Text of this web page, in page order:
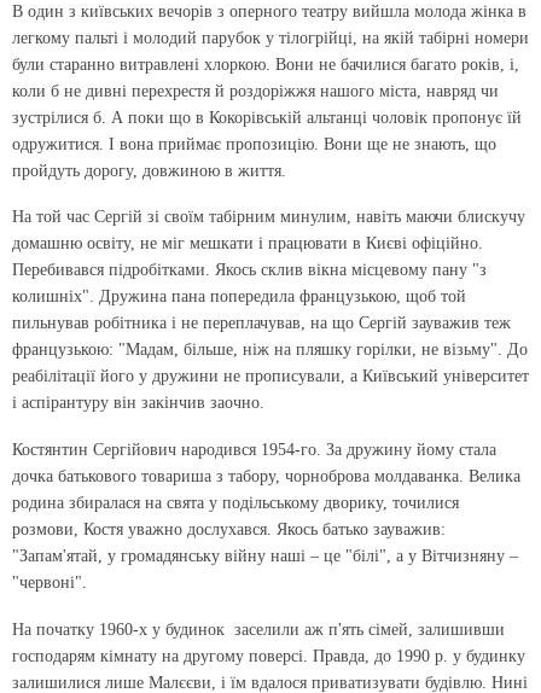
В один з київських вечорів з оперного театру вийшла молода жінка в
легкому пальті і молодий парубок у тілогрійці, на якій табірні номери
були старанно витравлені хлоркою. Вони не бачилися багато років, і,
коли б не дивні перехрестя й роздоріжжя нашого міста, навряд чи
зустрілися б. А поки що в Кокорівській альтанці чоловік пропонує їй
одружитися. І вона приймає пропозицію. Вони ще не знають, що
пройдуть дорогу, довжиною в життя.
На той час Сергій зі своїм табірним минулим, навіть маючи блискучу
домашню освіту, не міг мешкати і працювати в Києві офіційно.
Перебивався підробітками. Якось склив вікна місцевому пану "з
колишніх". Дружина пана попередила французькою, щоб той
пильнував робітника і не переплачував, на що Сергій зауважив теж
французькою: "Мадам, більше, ніж на пляшку горілки, не візьму". До
реабілітації його у дружини не прописували, а Київський університет
і аспірантуру він закінчив заочно.
Костянтин Сергійович народився 1954-го. За дружину йому стала
дочка батькового товариша з табору, чорноброва молдаванка. Велика
родина збиралася на свята у подільському дворику, точилися
розмови, Костя уважно дослухався. Якось батько зауважив:
"Запам'ятай, у громадянську війну наші – це "білі", а у Вітчизняну –
"червоні".
На початку 1960-х у будинок заселили аж п'ять сімей, залишивши
господарям кімнату на другому поверсі. Правда, до 1990 р. у будинку
залишилися лише Малєєви, і їм вдалося приватизувати будівлю. Нині